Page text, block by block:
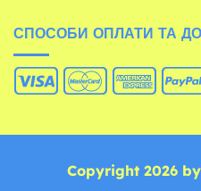
СПОСОБИ ОПЛАТИ ТА
Copyright 2026